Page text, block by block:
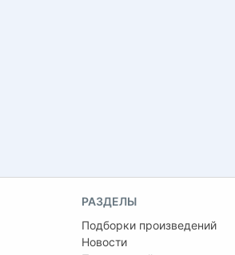
РАЗДЕЛЫ
Подборки произведений
Новости